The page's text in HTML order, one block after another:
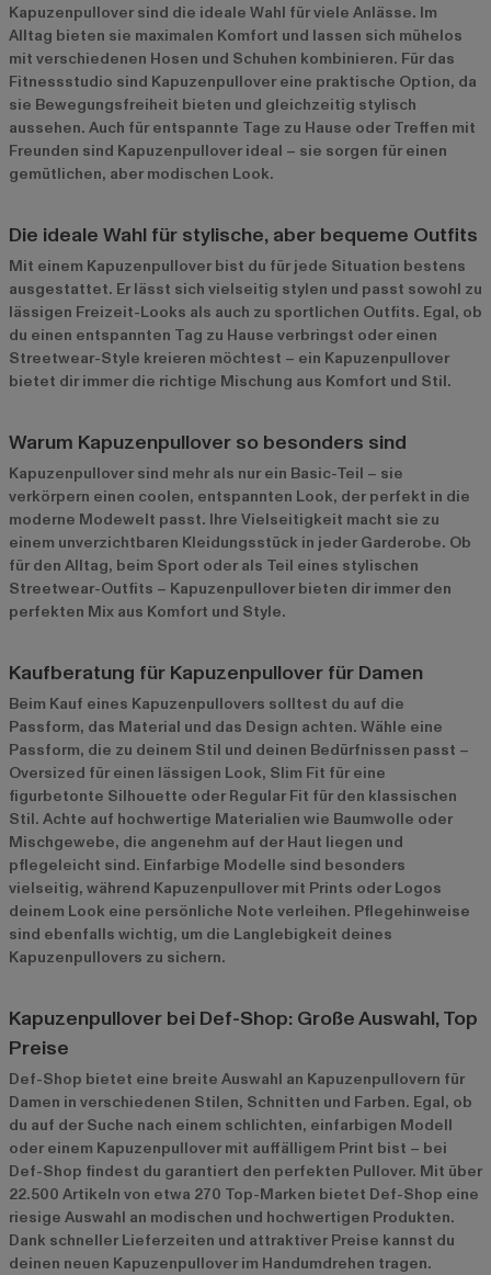
Kapuzenpullover sind die ideale Wahl für viele Anlässe. Im
Alltag bieten sie maximalen Komfort und lassen sich mühelos
mit verschiedenen Hosen und Schuhen kombinieren. Für das
Fitnessstudio sind Kapuzenpullover eine praktische Option, da
sie Bewegungsfreiheit bieten und gleichzeitig stylisch
aussehen. Auch für entspannte Tage zu Hause oder Treffen mit
Freunden sind Kapuzenpullover ideal – sie sorgen für einen
gemütlichen, aber modischen Look.
Die ideale Wahl für stylische, aber bequeme Outfits
Mit einem Kapuzenpullover bist du für jede Situation bestens
ausgestattet. Er lässt sich vielseitig stylen und passt sowohl zu
lässigen Freizeit-Looks als auch zu sportlichen Outfits. Egal, ob
du einen entspannten Tag zu Hause verbringst oder einen
Streetwear-Style kreieren möchtest – ein Kapuzenpullover
bietet dir immer die richtige Mischung aus Komfort und Stil.
Warum Kapuzenpullover so besonders sind
Kapuzenpullover sind mehr als nur ein Basic-Teil – sie
verkörpern einen coolen, entspannten Look, der perfekt in die
moderne Modewelt passt. Ihre Vielseitigkeit macht sie zu
einem unverzichtbaren Kleidungsstück in jeder Garderobe. Ob
für den Alltag, beim Sport oder als Teil eines stylischen
Streetwear-Outfits – Kapuzenpullover bieten dir immer den
perfekten Mix aus Komfort und Style.
Kaufberatung für Kapuzenpullover für Damen
Beim Kauf eines Kapuzenpullovers solltest du auf die
Passform, das Material und das Design achten. Wähle eine
Passform, die zu deinem Stil und deinen Bedürfnissen passt –
Oversized für einen lässigen Look, Slim Fit für eine
figurbetonte Silhouette oder Regular Fit für den klassischen
Stil. Achte auf hochwertige Materialien wie Baumwolle oder
Mischgewebe, die angenehm auf der Haut liegen und
pflegeleicht sind. Einfarbige Modelle sind besonders
vielseitig, während Kapuzenpullover mit Prints oder Logos
deinem Look eine persönliche Note verleihen. Pflegehinweise
sind ebenfalls wichtig, um die Langlebigkeit deines
Kapuzenpullovers zu sichern.
Kapuzenpullover bei Def-Shop: Große Auswahl, Top
Preise
Def-Shop bietet eine breite Auswahl an Kapuzenpullovern für
Damen in verschiedenen Stilen, Schnitten und Farben. Egal, ob
du auf der Suche nach einem schlichten, einfarbigen Modell
oder einem Kapuzenpullover mit auffälligem Print bist – bei
Def-Shop findest du garantiert den perfekten Pullover. Mit über
22.500 Artikeln von etwa 270 Top-Marken bietet Def-Shop eine
riesige Auswahl an modischen und hochwertigen Produkten.
Dank schneller Lieferzeiten und attraktiver Preise kannst du
deinen neuen Kapuzenpullover im Handumdrehen tragen.